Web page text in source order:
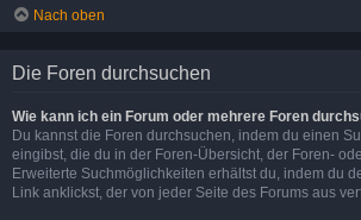
Nach oben
Die Foren durchsuchen
Wie kann ich ein Forum oder mehrere Foren
Du kannst die Foren durchsuchen, indem du einen
eingibst, die du in der Foren-Übersicht, der Foren-
Erweiterte Suchmöglichkeiten erhältst du, indem du
Link anklickst, der von jeder Seite des Forums aus